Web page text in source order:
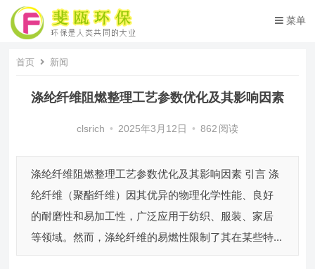
菜单
首页 新闻
涤纶纤维阻燃整理工艺参数优化及其影响因素
clsrich • 2025年3月12日 • 862 阅读
涤纶纤维阻燃整理工艺参数优化及其影响因素 引言 涤
纶纤维（聚酯纤维）因其优异的物理化学性能、良好
的耐磨性和易加工性，广泛应用于纺织、服装、家居
等领域。然而，涤纶纤维的易燃性限制了其在某些特...